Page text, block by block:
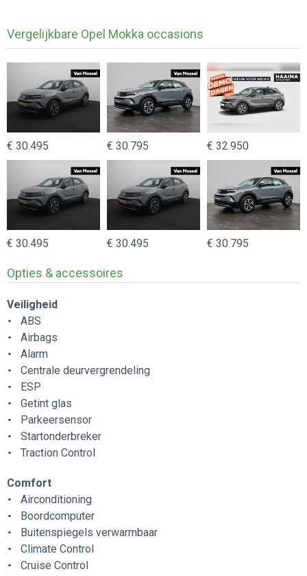
Vergelijkbare Opel Mokka occasions
€ 30.495 € 30.795 € 32.950
€ 30.495 € 30.495 € 30.795
Opties & accessoires
Veiligheid
ABS
Airbags
Alarm
Centrale deurvergrendeling
ESP
Getint glas
Parkeersensor
Startonderbreker
Traction Control
Comfort
Airconditioning
Boordcomputer
Buitenspiegels verwarmbaar
Climate Control
Cruise Control